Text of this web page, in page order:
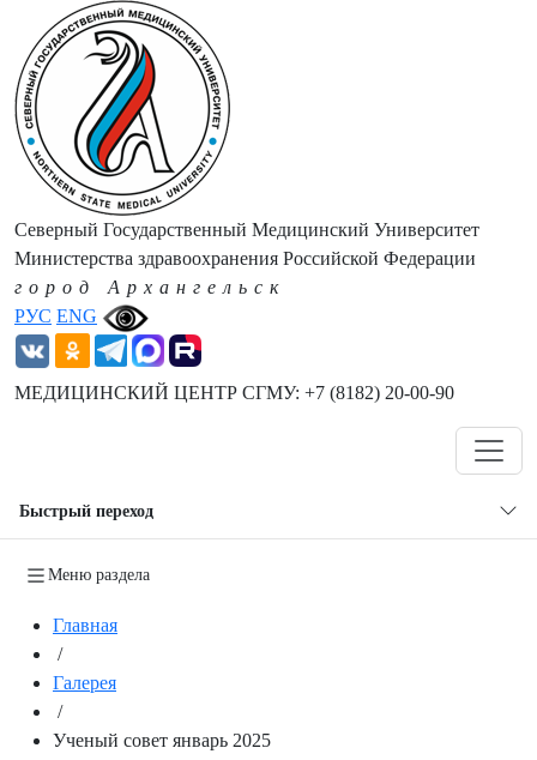
РУС ENG
Северный Государственный Медицинский Университет
Министерства здравоохранения Российской Федерации
город Архангельск
МЕДИЦИНСКИЙ ЦЕНТР СГМУ: +7 (8182) 20-00-90
Быстрый переход
Меню раздела
Главная
/
Галерея
/
Ученый совет январь 2025